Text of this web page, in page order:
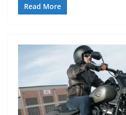
Read More